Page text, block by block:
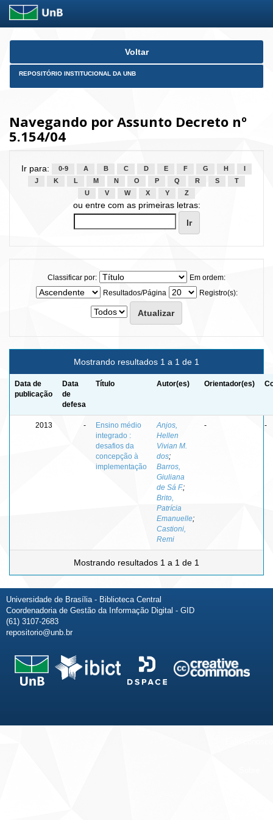
Skip
Voltar
REPOSITÓRIO INSTITUCIONAL DA UNB
Navegando por Assunto Decreto nº
5.154/04
Ir para: 0-9 A B C D E F G H
J
K L M N O P Q R S
T
U
V W X Y Z
ou entre com as primeiras letras:
Classificar por:
Em ordem:
Resultados/Página
Registro(s):
Mostrando resultados 1 a 1 de 1
Data de
publicação
Data
de
defesa
Título Autor(es) Orientador(es)
2013 -
Ensino médio
integrado :
desafios da
concepção à
implementação
Anjos,
Hellen
Vivian M.
dos;
Barros,
Giuliana
de Sá F.;
Brito,
Patrícia
Emanuelle;
Castioni,
Remi
- -
Mostrando resultados 1 a 1 de 1
Universidade de Brasília - Biblioteca Central
Coordenadoria de Gestão da Informação Digital - GID
(61) 3107-2683
repositorio@unb.br